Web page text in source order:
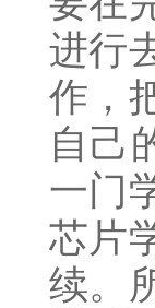
进行
作，
自己
一门
芯片
续。